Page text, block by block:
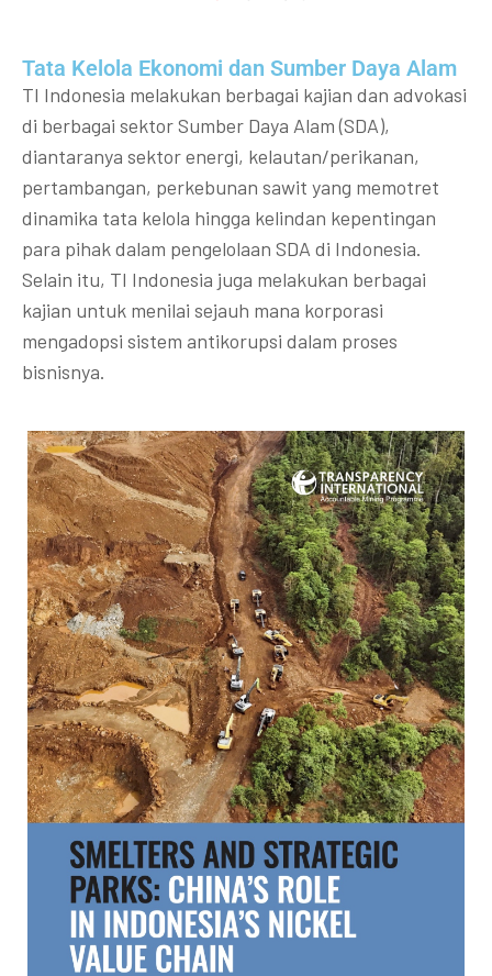
Tata Kelola Ekonomi dan Sumber Daya Alam
TI Indonesia melakukan berbagai kajian dan advokasi
di berbagai sektor Sumber Daya Alam (SDA),
diantaranya sektor energi, kelautan/perikanan,
pertambangan, perkebunan sawit yang memotret
dinamika tata kelola hingga kelindan kepentingan
para pihak dalam pengelolaan SDA di Indonesia.
Selain itu, TI Indonesia juga melakukan berbagai
kajian untuk menilai sejauh mana korporasi
mengadopsi sistem antikorupsi dalam proses
bisnisnya.